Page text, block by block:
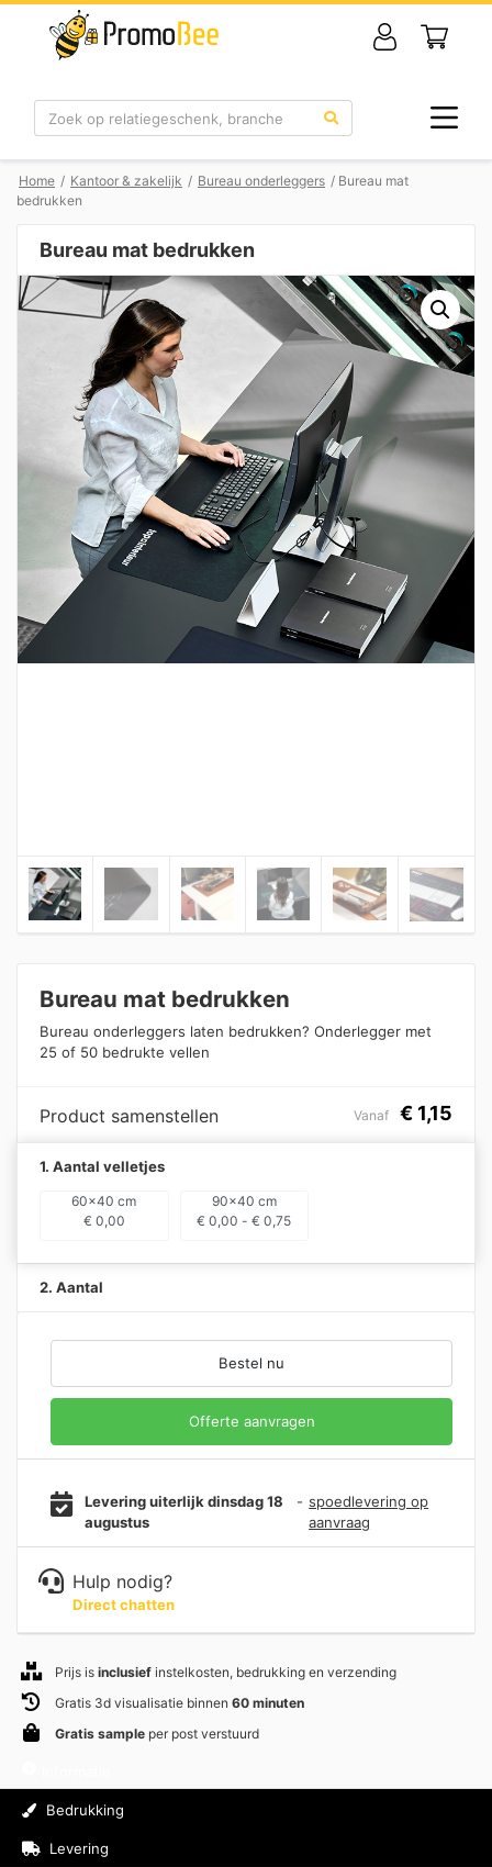
Zoek
Home / Kantoor & zakelijk / Bureau onderleggers / Bureau mat
bedrukken
Bureau mat bedrukken
Bureau mat bedrukken
Bureau onderleggers laten bedrukken? Onderlegger met
25 of 50 bedrukte vellen
Product samenstellen Vanaf € 1,15
1. Aantal velletjes
60x40 cm
€ 0,00
90x40 cm
€ 0,00 -€ 0,75
2. Aantal
Bestel nu
Offerte aanvragen
Levering uiterlijk dinsdag 18
augustus
- spoedlevering op
aanvraag
Hulp nodig?
Direct chatten
Prijs is inclusief instelkosten, bedrukking en verzending
Gratis 3d visualisatie binnen 60 minuten
Gratis sample per post verstuurd
Bedrukking
Levering